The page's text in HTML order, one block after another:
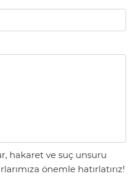
hakaret ve suç unsuru
önemle hatırlatırız!